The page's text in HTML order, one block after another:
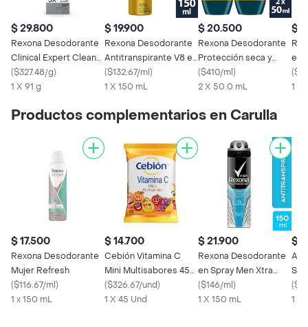
$ 29.800
Rexona Desodorante
Clinical Expert Clean
en Aerosol
($327.48/g)
1 X 91 g
$ 19.900
Rexona Desodorante
Antitranspirante V8 en
Aerosol
($132.67/ml)
1 X 150 mL
$ 20.500
Rexona Desodorante
Protección seca y
Fresca
($410/ml)
2 X 50.0 mL
$
en
(
1 X
Productos complementarios en Carulla
$ 17.500
Rexona Desodorante
Mujer Refresh
($116.67/ml)
1 x 150 mL
$ 14.700
Cebión Vitamina C
Mini Multisabores 45
tabletas masticables
para niños
($326.67/und)
1 X 45 Und
$ 21.900
Rexona Desodorante
en Spray Men Xtra
Cool
($146/ml)
1 X 150 mL
$
(
1 X